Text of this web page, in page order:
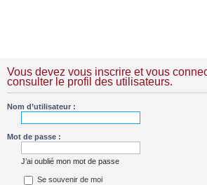
Vous devez vous inscrire et vous
consulter le profil des utilisateurs.
Nom d’utilisateur :
Mot de passe :
J’ai oublié mon mot de passe
Se souvenir de moi